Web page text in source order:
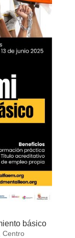
básico
Centro